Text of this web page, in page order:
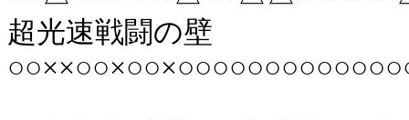
超光速戦闘の壁